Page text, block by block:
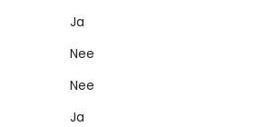
Ja
Nee
Nee
Ja